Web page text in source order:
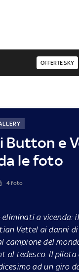
OFFERTE SKY
Button e
le foto
4 foto
eliminati a vicenda:
Vettel ai danni
del
al tedesco. Il pilota
ad un giro